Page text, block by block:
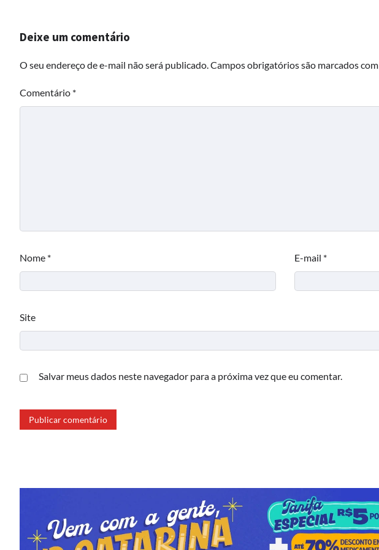
Deixe um comentário
O seu endereço de e-mail não será publicado.Campos obrigatórios são marcados com
Comentário *
Nome * E-mail *
Site
Salvar meus dados neste navegador para a próxima vez que eu comentar.